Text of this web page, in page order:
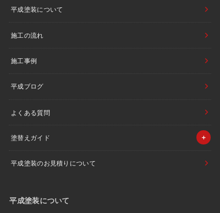
平成塗装について
施工の流れ
施工事例
平成ブログ
よくある質問
塗替えガイド
平成塗装のお見積りについて
平成塗装について